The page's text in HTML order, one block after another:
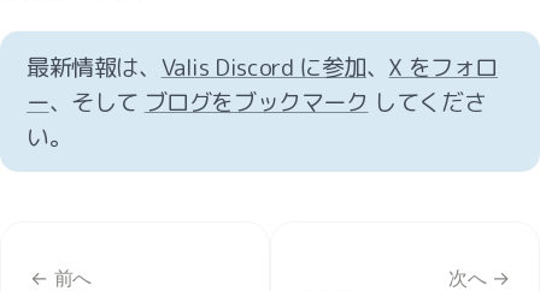
最新情報は、 Valis Discord に参加、 X をフォロ
ー、そして ブログをブックマーク してくださ
い。
← 前へ 次へ →